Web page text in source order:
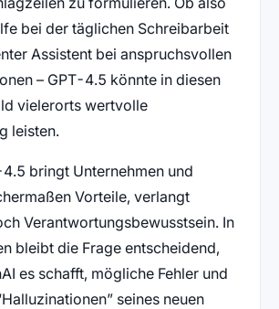
bei der täglichen Schreibarbeit
Assistent bei anspruchsvollen
– GPT-4.5 könnte in diesen
vielerorts wertvolle
leisten.
bringt Unternehmen und
Vorteile, verlangt
Verantwortungsbewusstsein. In
bleibt die Frage entscheidend,
es schafft, mögliche Fehler und
seines neuen